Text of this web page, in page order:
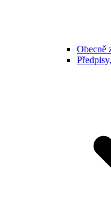
Obecně